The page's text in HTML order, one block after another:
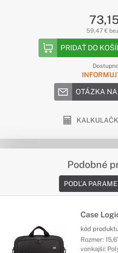
59,47 €
PRIDAŤ DO
OTÁZKA
Podobné
PODĽA
Case
kód
Rozmer:
vonkajší: